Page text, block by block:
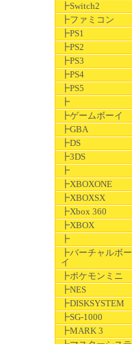
┣Switch2
┣ファミコン
┣PS1
┣PS2
┣PS3
┣PS4
┣PS5
┣
┣ゲームボーイ
┣GBA
┣DS
┣3DS
┣
┣XBOXONE
┣XBOXSX
┣Xbox 360
┣XBOX
┣
┣バーチャルボー
イ
┣ポケモンミニ
┣NES
┣DISKSYSTEM
┣SG-1000
┣MARK 3